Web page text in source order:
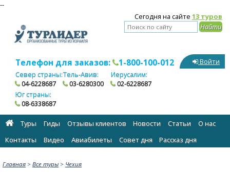
--
Сегодня на сайте 13 туров
Телефон для заказов: 1-800-100-012
Север страны:
04-6228687
Тель-Авив:
03-6280300
Иерусалим:
02-6228687
Юг страны:
08-6338687
Войти
Туры Гиды Отзывы клиентов Новости Статьи
О нас
Контакты
Видео Авиабилеты Cовет дня Рассказ дня
Главная > Все туры > Чехия